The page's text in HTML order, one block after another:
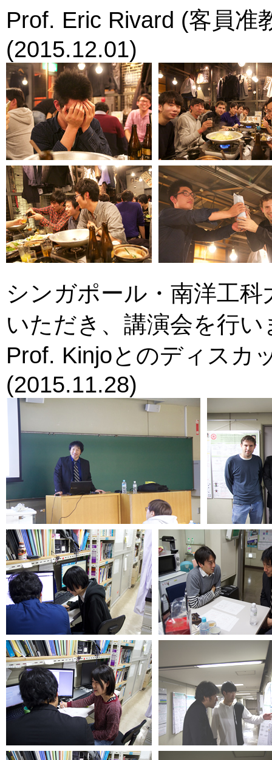
Prof. Eric Rivard (客員准
(2015.12.01)
シンガポール・南洋工科
いただき、講演会を行
Prof. Kinjoとのディスカ
(2015.11.28)